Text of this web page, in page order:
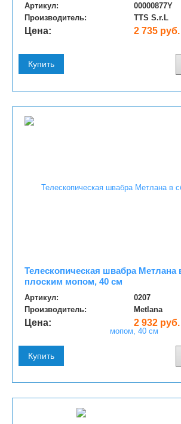
Артикул:
00000877Y
Производитель:
TTS S.r.L
Цена: 2 735 руб.
Купить
Телескопическая швабра Метлана
плоским мопом, 40 см
Артикул:
0207
Производитель:
Metlana
Цена: 2 932 руб.
Купить